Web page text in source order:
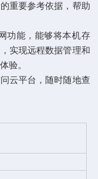
重要参考依据，帮助
能，能够将本机存
实现远程数据管理和
验。
云平台，随时随地查